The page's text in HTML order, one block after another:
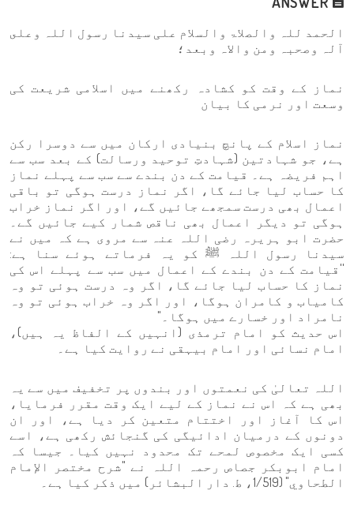
الحمد للہ والصلاۃ والسلام علی سیدنا رسول اللہ وعلى
آلہ وصحبہ ومن والاہ وبعد؛
نماز کے وقت کو کشادہ رکھنے میں اسلامی شریعت کی
وسعت اور نرمی کا بیان
نماز اسلام کے پانچ بنیادی ارکان میں سے دوسرا رکن
ہے، جو شہادتین (شہادتِ توحید ورسالت) کے بعد سب سے
اہم فریضہ ہے۔ قیامت کے دن بندے سے سب سے پہلے نماز
کا حساب لیا جائے گا، اگر نماز درست ہوگی تو باقی
اعمال بھی درست سمجھے جائیں گے، اور اگر نماز خراب
ہوگی تو دیگر اعمال بھی ناقص شمار کیے جائیں گے۔
حضرت ابو ہریرہ رضی اللہ عنہ سے مروی ہے کہ میں نے
سیدنا رسول اللہ ﷺ کو یہ فرماتے ہوئے سنا ہے:
''قیامت کے دن بندے کے اعمال میں سب سے پہلے اس کی
نماز کا حساب لیا جائے گا، اگر وہ درست ہوئی تو وہ
کامیاب و کامران ہوگا، اور اگر وہ خراب ہوئی تو وہ
نامراد اور خسارے میں ہوگا۔"
اس حدیث کو امام ترمذی (انہیں کے الفاظ یہ ہیں)،
امام نسائی اور امام بیہقی نے روایت کیا ہے۔
اللہ تعالیٰ کی نعمتوں اور بندوں پر تخفیف میں سے یہ
بھی ہے کہ اس نے نماز کے لیے ایک وقت مقرر فرمایا،
اس کا آغاز اور اختتام متعین کر دیا ہے، اور ان
دونوں کے درمیان ادائیگی کی گنجائش رکھی ہے، اسے
کسی ایک مخصوص لمحے تک محدود نہیں کیا۔ جیسا کہ
امام ابوبکر جصاص رحمہ اللہ نے "شرح مختصر الإمام
الطحاوي" (1/519، ط. دار البشائر) میں ذکر کیا ہے۔